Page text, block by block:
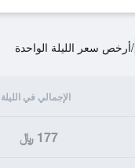
/أرخص سعر الليلة الواحدة
الإجمالي في الليلة
177 ﷼